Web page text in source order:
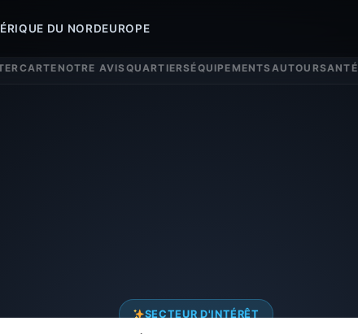
DU NORDEUROPE
CARTE NOTRE AVISQUARTIERSÉQUIPEMENTSAUTOURSANTÉ
SECTEUR D'INTÉRÊT